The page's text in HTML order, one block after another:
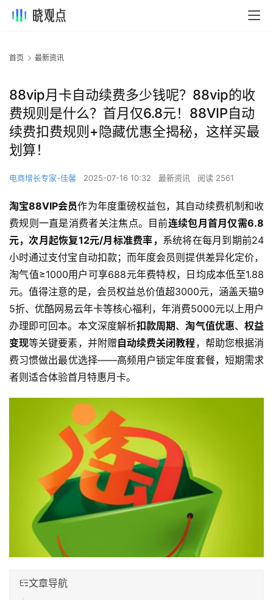
首页 最新资讯
88vip月卡自动续费多少钱呢？88vip的收
费规则是什么？首月仅6.8元！88VIP自动
续费扣费规则+隐藏优惠全揭秘，这样买最
划算！
电商增长专家-佳馨 2025-07-16 10:32 最新资讯 阅读 2561
淘宝88VIP会员作为年度重磅权益包，其自动续费机制和收
费规则一直是消费者关注焦点。目前连续包月首月仅需6.8
元，次月起恢复12元/月标准费率， 系统将在每月到期前24
小时通过支付宝自动扣款；而年度会员则提供差异化定价，
淘气值≥1000用户可享688元年费特权，日均成本低至1.88
元。值得注意的是，会员权益总价值超3000元，涵盖天猫9
5折、优酷网易云年卡等核心福利，年消费5000元以上用户
办理即可回本。本文深度解析扣款周期、淘气值优惠、 权益
变现等关键要素，并附赠自动续费关闭教程，帮助您根据消
费习惯做出最优选择——高频用户锁定年度套餐，短期需求
者则适合体验首月特惠月卡。
文章导航